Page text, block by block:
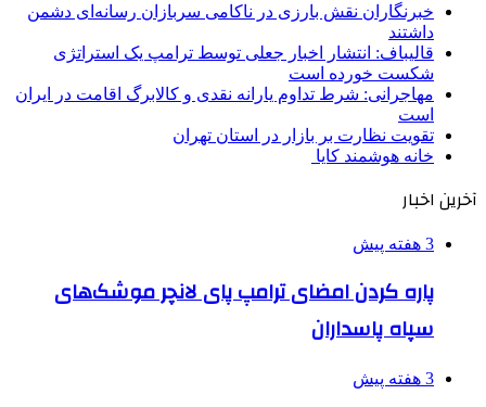
خبرنگاران نقش بارزی در ناکامی سربازان رسانه‌ای دشمن
داشتند
قالیباف: انتشار اخبار جعلی توسط ترامپ یک استراتژی
شکست خورده است
مهاجرانی: شرط تداوم یارانه نقدی و کالابرگ اقامت در ایران
است
تقویت نظارت بر بازار در استان تهران
خانه هوشمند کایا
آخرین اخبار
3 هفته پیش
پاره کردن امضای ترامپ پای لانچر موشک‌های
سپاه پاسداران
3 هفته پیش